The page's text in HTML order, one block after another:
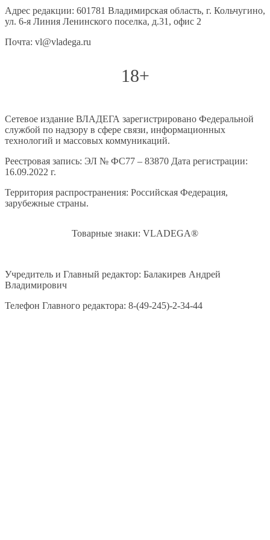
Адрес редакции: 601781 Владимирская область, г. Кольчугино,
ул. 6-я Линия Ленинского поселка, д.31, офис 2
Почта: vl@vladega.ru
18+
Сетевое издание ВЛАДЕГА зарегистрировано Федеральной
службой по надзору в сфере связи, информационных
технологий и массовых коммуникаций.
Реестровая запись: ЭЛ № ФС77 – 83870 Дата регистрации:
16.09.2022 г.
Территория распространения: Российская Федерация,
зарубежные страны.
Товарные знаки: VLADEGA®
Учредитель и Главный редактор: Балакирев Андрей
Владимирович
Телефон Главного редактора: 8-(49-245)-2-34-44